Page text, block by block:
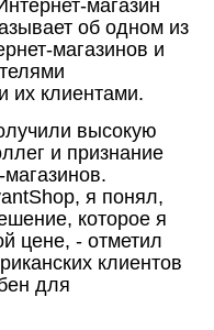
магазин
об одном из
магазинов и
их клиентами.
высокую
и признание
я понял,
которое я
цене, - отметил
клиентов
для